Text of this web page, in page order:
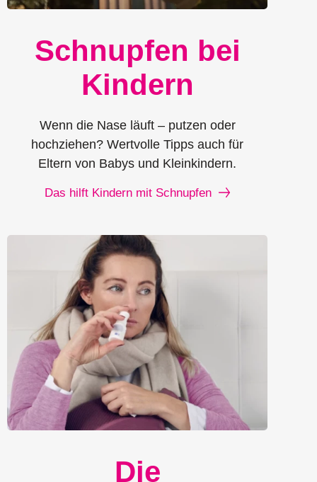
Schnupfen bei
Kindern
Wenn die Nase läuft – putzen oder
hochziehen? Wertvolle Tipps auch für
Eltern von Babys und Kleinkindern.
Das hilft Kindern mit Schnupfen
Die